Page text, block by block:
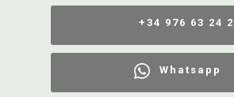
+34 976 63 24
Whatsapp